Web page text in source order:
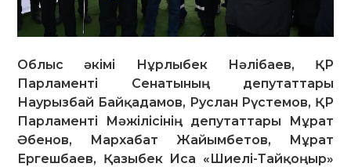
Облыс әкімі Нұрлыбек Нәлібаев, ҚР
Парламенті Сенатының депутаттары
Наурызбай Байқадамов, Руслан Рүстемов, ҚР
Парламенті Мәжілісінің депутаттары Мұрат
Әбенов, Мархабат Жайымбетов, Мұрат
Ергешбаев, Қазыбек Иса «Шиелі-Тайқоңыр»